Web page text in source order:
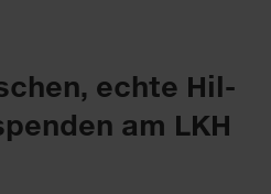
echte Hil­
am LKH